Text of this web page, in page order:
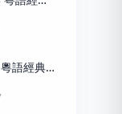
真的愛你（粵語經典）